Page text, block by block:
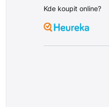
Kde koupit online?